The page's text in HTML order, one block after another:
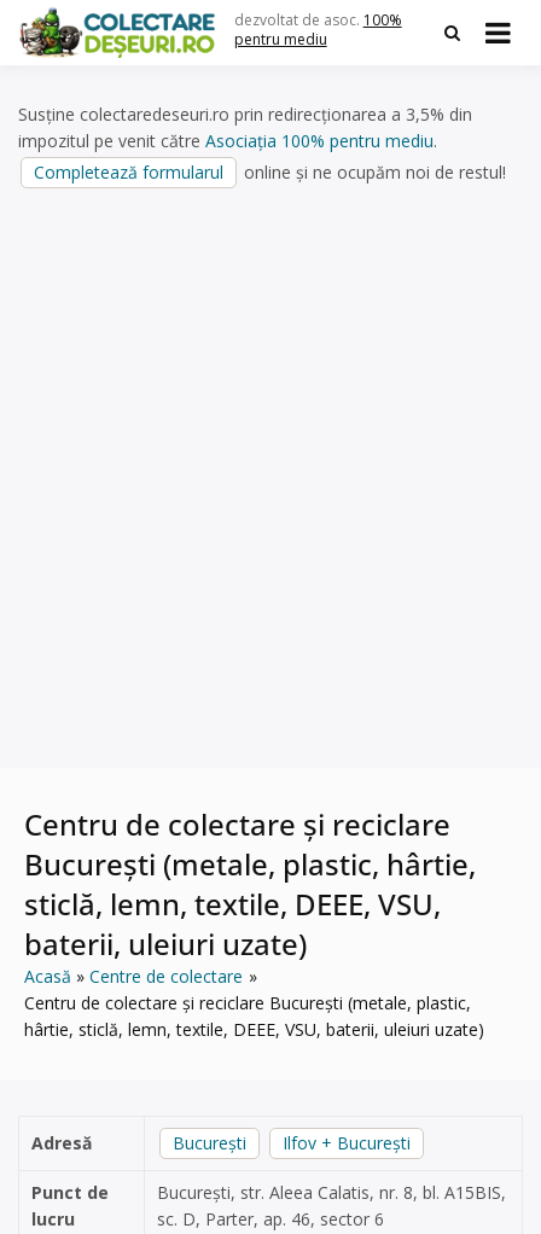
content
dezvoltat de asoc. 100%
pentru mediu
Susține colectaredeseuri.ro prin redirecționarea a 3,5% din
impozitul pe venit către Asociația 100% pentru mediu.
Completează formularul
online și ne ocupăm noi de restul!
Centru de colectare și reciclare
București (metale, plastic, hârtie,
sticlă, lemn, textile, DEEE, VSU,
baterii, uleiuri uzate)
Acasă
Centre de colectare
Centru de colectare și reciclare București (metale, plastic,
hârtie, sticlă, lemn, textile, DEEE, VSU, baterii, uleiuri uzate)
Adresă București Ilfov + București
Punct de
lucru
București, str. Aleea Calatis, nr. 8, bl. A15BIS,
sc. D, Parter, ap. 46, sector 6